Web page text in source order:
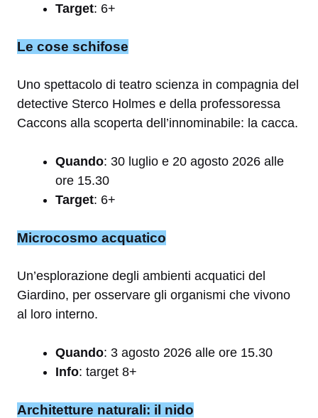
Target: 6+
Le cose schifose
Uno spettacolo di teatro scienza in compagnia del
detective Sterco Holmes e della professoressa
Caccons alla scoperta dell’innominabile: la cacca.
Quando: 30 luglio e 20 agosto 2026 alle
ore 15.30
Target: 6+
Microcosmo acquatico
Un’esplorazione degli ambienti acquatici del
Giardino, per osservare gli organismi che vivono
al loro interno.
Quando: 3 agosto 2026 alle ore 15.30
Info: target 8+
Architetture naturali: il nido